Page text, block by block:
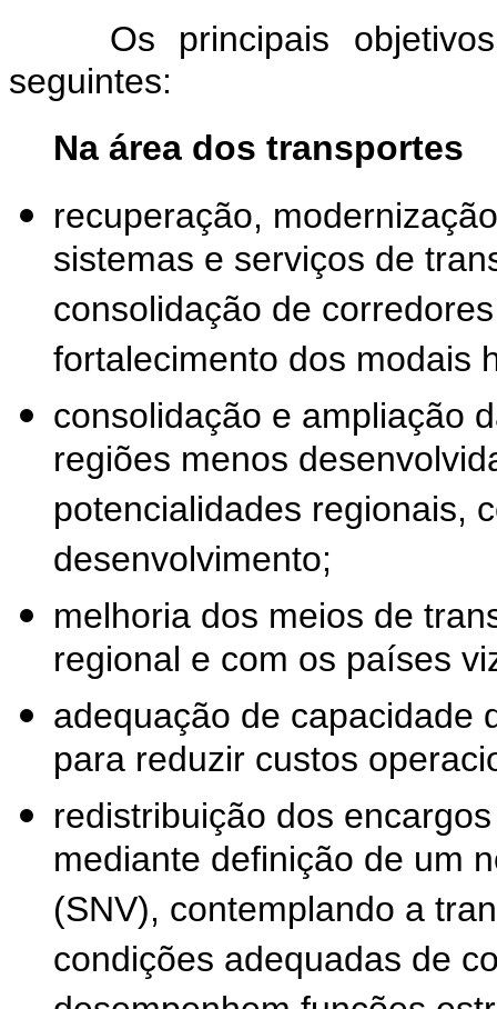
Os principais
seguintes:
Na área dos transportes
recuperação,
sistemas e serviços de
consolidação de
fortalecimento dos modais
consolidação e ampliação
regiões menos
potencialidades regionais,
desenvolvimento;
melhoria dos meios de
regional e com os países
adequação de capacidade
para reduzir custos
redistribuição dos
mediante definição de um
(SNV), contemplando a
condições adequadas de